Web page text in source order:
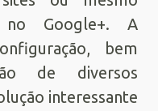
no Google+. A
bem
de diversos
interessante